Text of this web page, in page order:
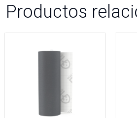
Productos